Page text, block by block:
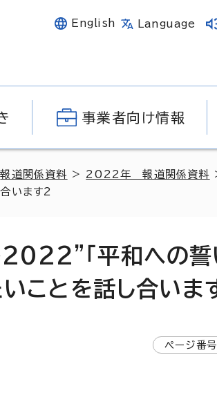
English Language
事業者向け情報
報道関係資料 > 2022年 報道関係資料
います2
2022”「平和への
ことを話し合いま
ページ番号